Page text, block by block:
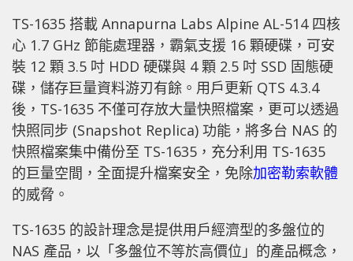
TS-1635 搭載 Annapurna Labs Alpine AL-514 四核
心 1.7 GHz 節能處理器，霸氣支援 16 顆硬碟，可安
裝 12 顆 3.5 吋 HDD 硬碟與 4 顆 2.5 吋 SSD 固態硬
碟，儲存巨量資料游刃有餘。用戶更新 QTS 4.3.4
後，TS-1635 不僅可存放大量快照檔案，更可以透過
快照同步 (Snapshot Replica) 功能，將多台 NAS 的
快照檔案集中備份至 TS-1635，充分利用 TS-1635
的巨量空間，全面提升檔案安全，免除加密勒索軟體
的威脅。
TS-1635 的設計理念是提供用戶經濟型的多盤位的
NAS 產品，以「多盤位不等於高價位」的產品概念，